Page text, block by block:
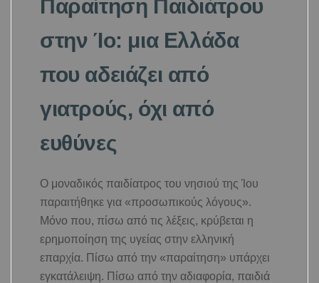
Παραίτηση Παιδιάτρου
στην Ίο: μια Ελλάδα
που αδειάζει από
γιατρούς, όχι από
ευθύνες
Ο μοναδικός παιδίατρος του νησιού της Ίου
παραιτήθηκε για «προσωπικούς λόγους».
Μόνο που, πίσω από τις λέξεις, κρύβεται η
ερημοποίηση της υγείας στην ελληνική
επαρχία. Πίσω από την «παραίτηση» υπάρχει
εγκατάλειψη. Πίσω από την αδιαφορία, παιδιά